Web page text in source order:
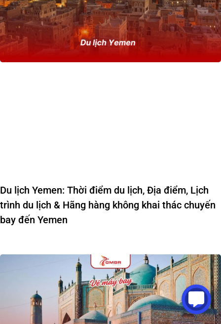
Du lịch Yemen: Thời điểm du lịch, Địa điểm, Lịch
trình du lịch & Hãng hàng không khai thác chuyến
bay đến Yemen